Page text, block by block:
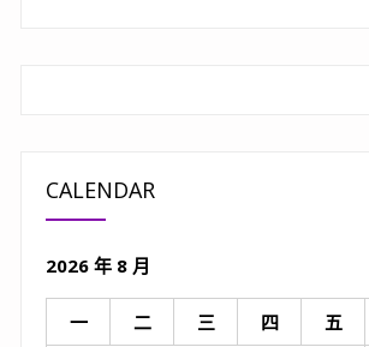
CALENDAR
2026 年 8 月
一 二 三 四 五